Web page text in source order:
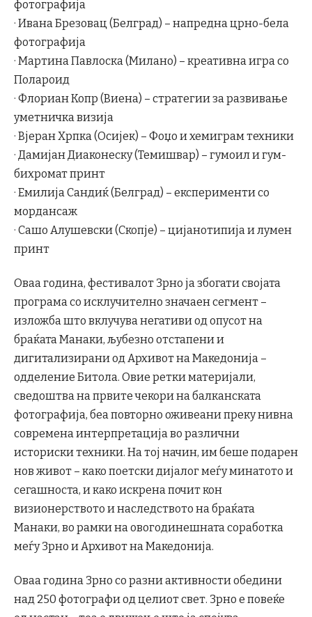
фотографија
· Ивана Брезовац (Белград) – напредна црно-бела
фотографија
· Мартина Павлоска (Милано) – креативна игра со
Полароид
· Флориан Копр (Виена) – стратегии за развивање
уметничка визија
· Вјеран Хрпка (Осијек) – Фоџо и хемиграм техники
· Дамијан Диаконеску (Темишвар) – гумоил и гум-
бихромат принт
· Емилија Сандиќ (Белград) – експерименти со
мордансаж
· Сашо Алушевски (Скопје) – цијанотипија и лумен
принт
Оваа година, фестивалот Зрно ја збогати својата
програма со исклучително значаен сегмент –
изложба што вклучува негативи од опусот на
браќата Манаки, љубезно отстапени и
дигитализирани од Архивот на Македонија –
одделение Битола. Овие ретки материјали,
сведоштва на првите чекори на балканската
фотографија, беа повторно оживеани преку нивна
современа интерпретација во различни
историски техники. На тој начин, им беше подарен
нов живот – како поетски дијалог меѓу минатото и
сегашноста, и како искрена почит кон
визионерството и наследството на браќата
Манаки, во рамки на овогодинешната соработка
меѓу Зрно и Архивот на Македонија.
Оваа година Зрно со разни активности обедини
над 250 фотографи од целиот свет. Зрно е повеќе